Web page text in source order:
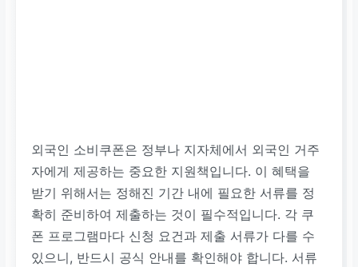
외국인 소비쿠폰은 정부나 지자체에서 외국인 거주
자에게 제공하는 중요한 지원책입니다. 이 혜택을
받기 위해서는 정해진 기간 내에 필요한 서류를 정
확히 준비하여 제출하는 것이 필수적입니다. 각 쿠
폰 프로그램마다 신청 요건과 제출 서류가 다를 수
있으니, 반드시 공식 안내를 확인해야 합니다. 서류